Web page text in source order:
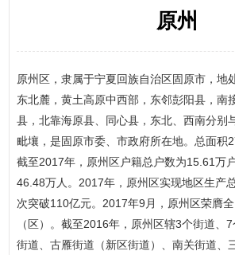
原州
原州区，隶属于宁夏回族自治区固原市，地
东北麓，黄土高原中西部，东邻彭阳县，南
县，北靠海原县、同心县，东北、西南分别
毗壤，是固原市委、市政府所在地。总面积
截至2017年，原州区户籍总户数为15.61万
46.48万人。2017年，原州区实现地区生产
次突破110亿元。2017年9月，原州区荣膺
（区）。截至2016年，原州区辖3个街道、
街道、古雁街道（新区街道）、南关街道、